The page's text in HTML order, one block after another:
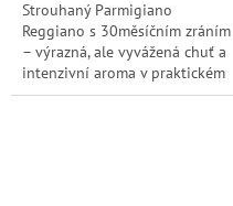
Strouhaný Parmigiano
Reggiano s 30měsíčním zráním
– výrazná, ale vyvážená chuť a
intenzivní aroma v praktickém
balení se zipem.